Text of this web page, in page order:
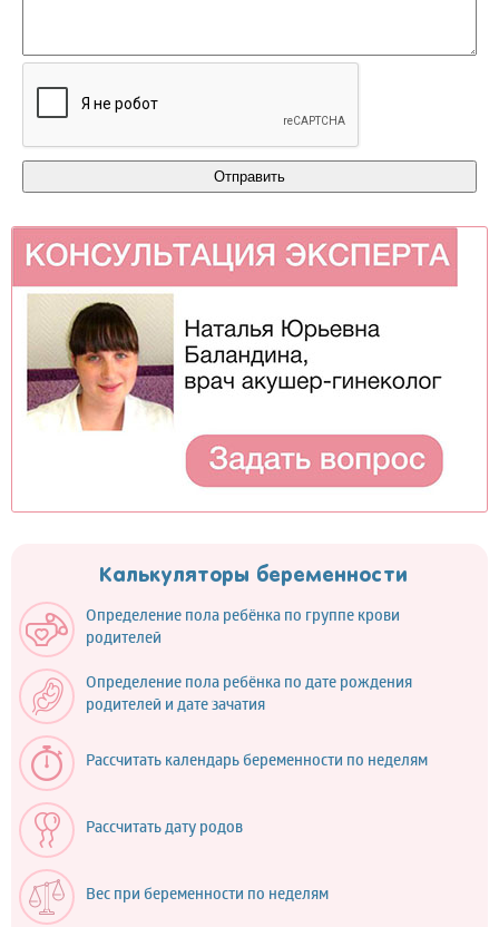
Калькуляторы беременности
Определение пола ребёнка по группе крови
родителей
Определение пола ребёнка по дате рождения
родителей и дате зачатия
Рассчитать календарь беременности по неделям
Рассчитать дату родов
Вес при беременности по неделям